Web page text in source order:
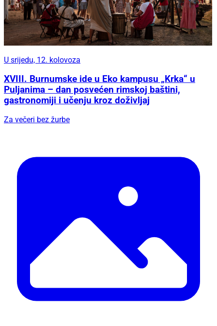
U srijedu, 12. kolovoza
XVIII. Burnumske ide u Eko kampusu „Krka“ u
Puljanima – dan posvećen rimskoj baštini,
gastronomiji i učenju kroz doživljaj
Za večeri bez žurbe